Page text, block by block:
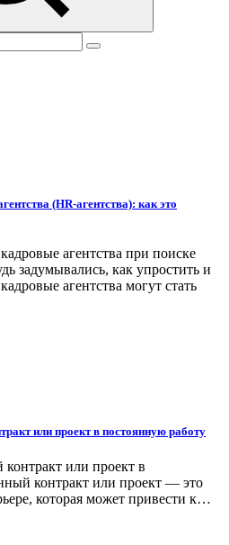
(HR-агентства): как это
агентства при поиске
задумывались, как упростить и
агентства могут стать
или проект в постоянную работу
или проект в
контракт или проект — это
которая может привести к…